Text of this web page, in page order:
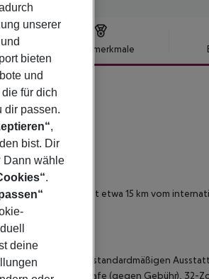
Hotelmerkmale
Kiesstrand!
Dorf Vasilikos und ist etwa 15 km vom
Zimmer, zur standardmäßigen
(gegen Gebühr), Safe (gegen Gebühr), 32-
unserer
bieten
und
für dich
dir passen.
,
bist. Dir
Dann wähle
.
deine